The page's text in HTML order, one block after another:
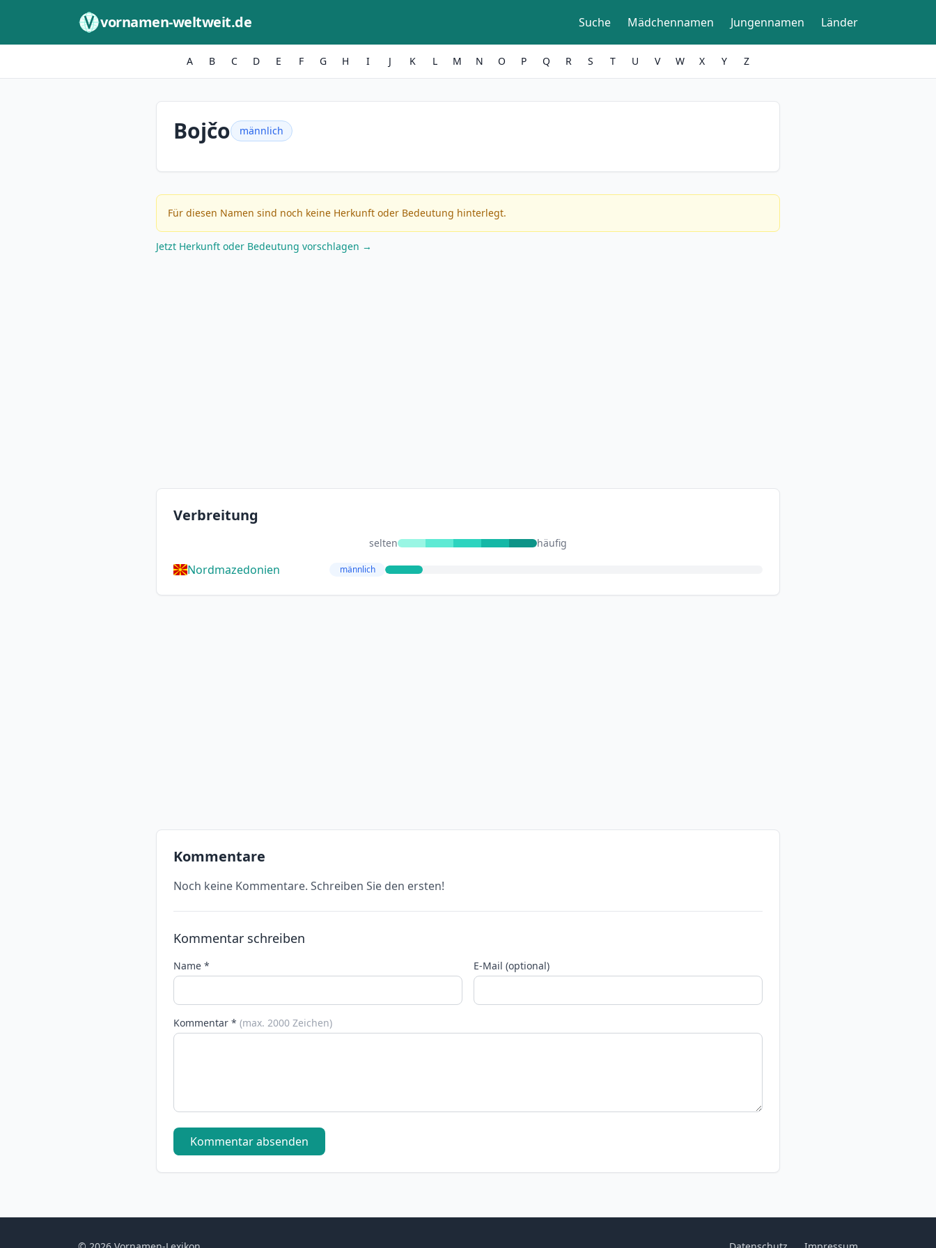
vornamen-weltweit.de Suche Mädchennamen Jungennamen Länder
A B C D E F G H I J K L M N O P Q R S T U V W X Y Z
Bojčo männlich
Für diesen Namen sind noch keine Herkunft oder Bedeutung hinterlegt.
Jetzt Herkunft oder Bedeutung vorschlagen →
Verbreitung
selten häufig
Nordmazedonien männlich
Kommentare
Noch keine Kommentare. Schreiben Sie den ersten!
Kommentar schreiben
Name * E-Mail (optional)
Kommentar * (max. 2000 Zeichen)
Kommentar absenden